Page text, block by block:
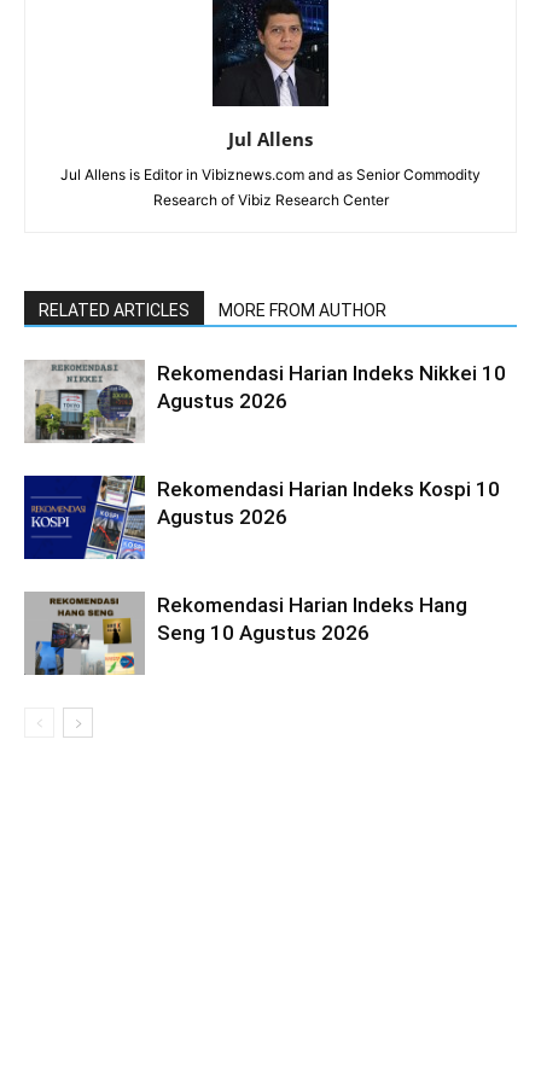
Jul Allens
Jul Allens is Editor in Vibiznews.com and as Senior Commodity
Research of Vibiz Research Center
RELATED ARTICLES MORE FROM AUTHOR
Rekomendasi Harian Indeks Nikkei 10
Agustus 2026
Rekomendasi Harian Indeks Kospi 10
Agustus 2026
Rekomendasi Harian Indeks Hang
Seng 10 Agustus 2026